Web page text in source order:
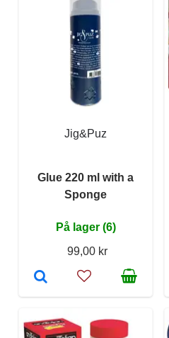
Jig&Puz
Glue 220 ml with a
Sponge
På lager (6)
99,00 kr